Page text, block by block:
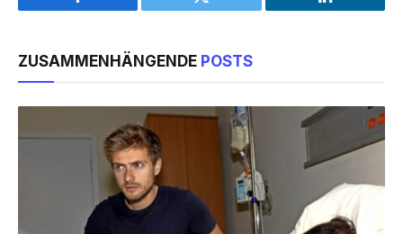
Facebook Twitter LinkedIn
ZUSAMMENHÄNGENDE POSTS